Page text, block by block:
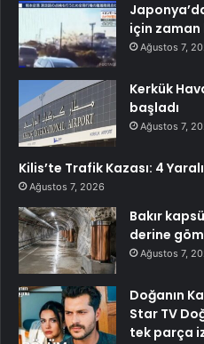
için zaman
Ağustos 7,
Kerkük
başladı
Ağustos 7,
Kilis’te Trafik Kazası: 4 Yaralı
Ağustos 7, 2026
Bakır
derine
Ağustos 7,
Doğanın
Star TV
tek parça